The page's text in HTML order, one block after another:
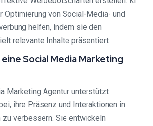
Optimierung von Social-Media- und
helfen, indem sie den
relevante Inhalte präsentiert.
eine Social Media Marketing
Marketing Agentur unterstützt
ihre Präsenz und Interaktionen in
verbessern. Sie entwickeln